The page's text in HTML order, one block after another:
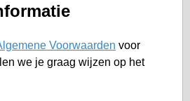
Voorwaarden voor
we je graag wijzen op het